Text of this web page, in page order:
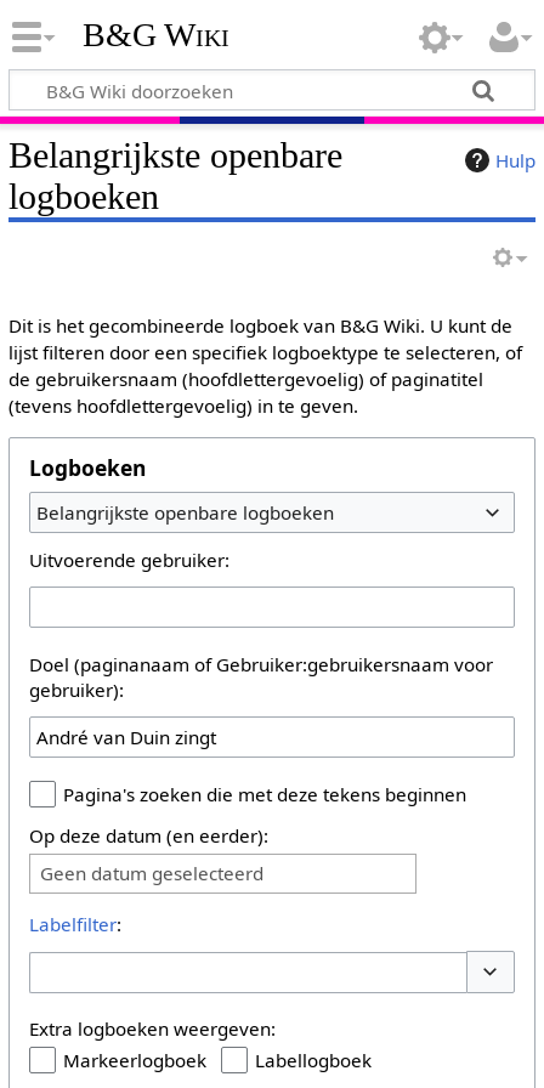
B&G Wiki
Hulp
Belangrijkste openbare
logboeken
Dit is het gecombineerde logboek van B&G Wiki. U kunt de
lijst filteren door een specifiek logboektype te selecteren, of
de gebruikersnaam (hoofdlettergevoelig) of paginatitel
(tevens hoofdlettergevoelig) in te geven.
Logboeken
Belangrijkste openbare logboeken
Uitvoerende gebruiker:
Doel (paginanaam of Gebruiker:gebruikersnaam voor
gebruiker):
Pagina's zoeken die met deze tekens beginnen
Op deze datum (en eerder):
Geen datum geselecteerd
Labelfilter:
Extra logboeken weergeven:
Markeerlogboek
Labellogboek